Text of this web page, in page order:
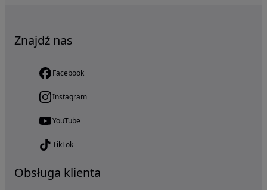
Znajdź nas
Facebook
Instagram
YouTube
TikTok
Obsługa klienta